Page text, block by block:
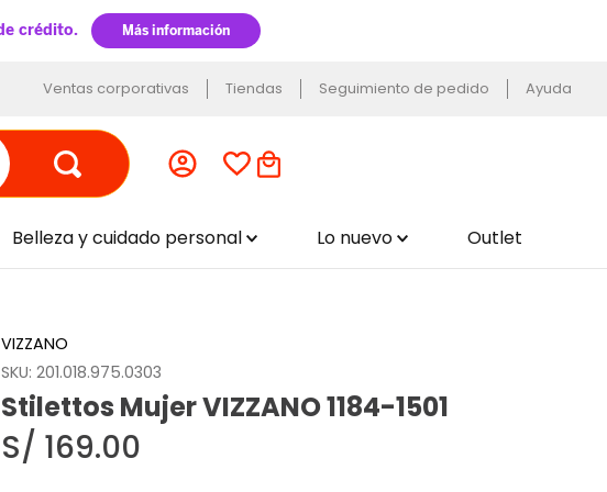
Ventas corporativas Tiendas Seguimiento de pedido Ayuda
Belleza y cuidado personal Lo nuevo Outlet
VIZZANO
SKU: 201.018.975.0303
Stilettos Mujer VIZZANO 1184-1501
S/ 169.00